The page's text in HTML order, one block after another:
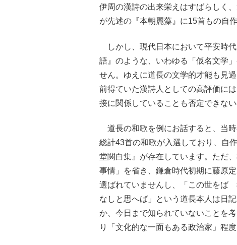
伊周の漢詩の出来栄えはすばらしく
が先述の『本朝麗藻』に15首もの自
しかし、現代日本において平安時
語』のような、いわゆる「仮名文学
せん。ゆえに道長の文学的才能も見
前得ていた漢詩人としての高評価に
接に関係していることも否定できない
道長の和歌を例にお話すると、当
総計43首の和歌が入選しており、自
堂関白集』が存在しています。ただ
事情」を省き、鎌倉時代初期に藤原
選ばれていませんし、「この世を
なしと思へば」という道長本人は日
か、今日まで知られていないことを
り「文化的な一面もある政治家」程